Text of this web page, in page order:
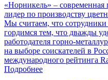
«Норникель» – современная
лидер по производству
Мы считаем, что
гордимся тем, что дважды
работодателя горно-
на выборе соискателей в
международного рейтинга
Подробнее